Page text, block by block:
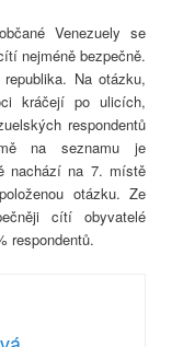
Venezuely se
nejméně bezpečně.
Na otázku,
kráčejí po ulicích,
respondentů
na seznamu je
nachází na 7. místě
otázku. Ze
cítí obyvatelé
respondentů.